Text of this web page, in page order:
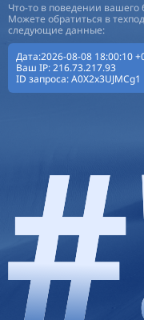
Что-то в поведении
Можете обратиться в
следующие данные:
Дата:2026-08-08 18:00:10
Ваш IP:216.73.217.93
ID запроса:A0X2x3UJMCg1